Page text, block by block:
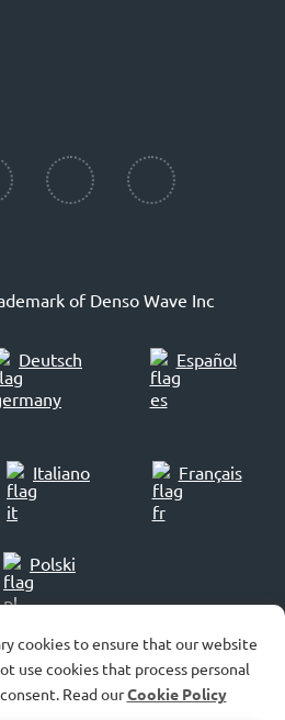
of Denso Wave Inc
Deutsch Español
Italiano Français
Polski
cookies to ensure that our website
use cookies that process personal
Read ourCookie Policy